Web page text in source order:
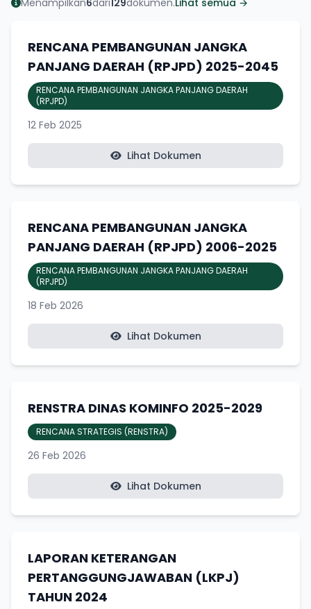
RENCANA PEMBANGUNAN JANGKA
PANJANG DAERAH (RPJPD) 2025-2045
RENCANA PEMBANGUNAN JANGKA PANJANG DAERAH
(RPJPD)
12 Feb 2025
Lihat Dokumen
RENCANA PEMBANGUNAN JANGKA
PANJANG DAERAH (RPJPD) 2006-2025
RENCANA PEMBANGUNAN JANGKA PANJANG DAERAH
(RPJPD)
18 Feb 2026
Lihat Dokumen
RENSTRA DINAS KOMINFO 2025-2029
RENCANA STRATEGIS (RENSTRA)
26 Feb 2026
Lihat Dokumen
LAPORAN KETERANGAN
PERTANGGUNGJAWABAN (LKPJ)
TAHUN 2024